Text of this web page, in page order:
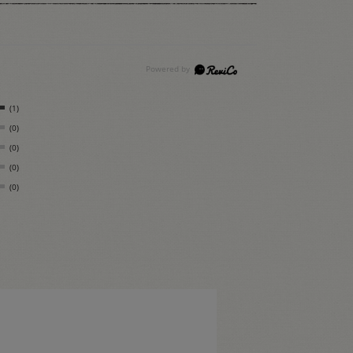
(1)
(0)
(0)
(0)
(0)